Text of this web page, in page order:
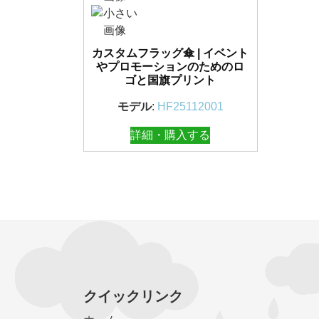
カスタムフラッグ傘 | イベント
やプロモーションのためのロ
ゴと国旗プリント
モデル: HF25112001
詳細・購入する
クイックリンク